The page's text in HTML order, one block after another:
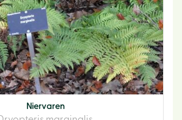
Niervaren